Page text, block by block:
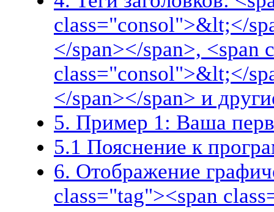
class="consol">&lt;</
</span></span>, <span
class="consol">&lt;</
</span></span> и
5. Пример 1: Ваша
5.1 Пояснение к
6. Отображение
class="tag"><span